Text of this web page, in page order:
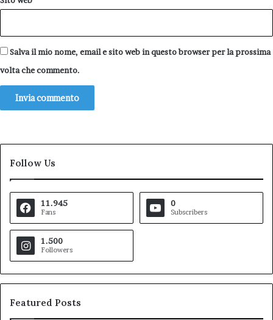
Salva il mio nome, email e sito web in questo browser per la prossima
volta che commento.
Follow Us
11.945
Fans
0
Subscribers
1.500
Followers
Featured Posts